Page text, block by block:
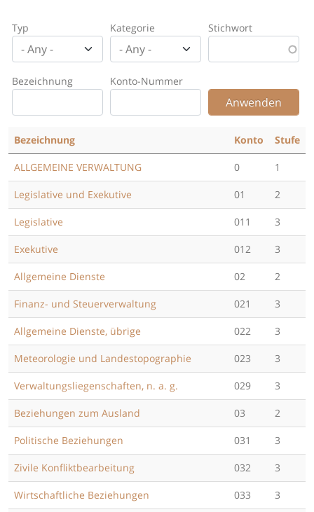
Typ Kategorie Stichwort
Bezeichnung Konto-Nummer
Bezeichnung Konto Stufe
ALLGEMEINE VERWALTUNG 0 1
Legislative und Exekutive 01 2
Legislative 011 3
Exekutive 012 3
Allgemeine Dienste 02 2
Finanz- und Steuerverwaltung 021 3
Allgemeine Dienste, übrige 022 3
Meteorologie und Landestopographie 023 3
Verwaltungsliegenschaften, n. a. g. 029 3
Beziehungen zum Ausland 03 2
Politische Beziehungen 031 3
Zivile Konfliktbearbeitung 032 3
Wirtschaftliche Beziehungen 033 3